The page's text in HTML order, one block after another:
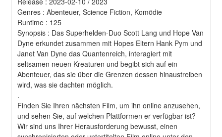
Genres : Abenteuer, Science Fiction, Komödie
Runtime : 125
Synopsis : Das Superhelden-Duo Scott Lang und Hope Van
Dyne erkundet zusammen mit Hopes Eltern Hank Pym und
Janet Van Dyne das Quantenreich, interagiert mit
seltsamen neuen Kreaturen und begibt sich auf ein
Abenteuer, das sie über die Grenzen dessen hinaustreiben
wird, was sie dachten möglich.
.
Finden Sie Ihren nächsten Film, um ihn online anzusehen,
und sehen Sie, auf welchen Plattformen er verfügbar ist?
Wir sind uns Ihrer Herausforderung bewusst, einen